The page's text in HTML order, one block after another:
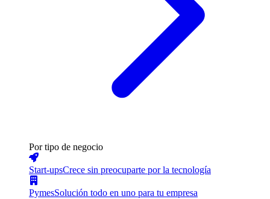
Por tipo de negocio
Start-upsCrece sin preocuparte por la tecnología
PymesSolución todo en uno para tu empresa